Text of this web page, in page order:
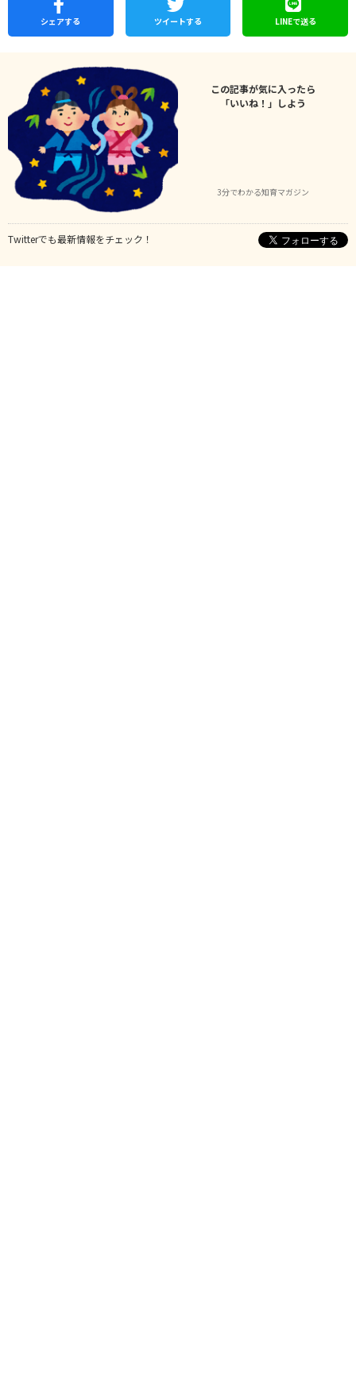
シェアする ツイートする LINEで送る
この記事が気に入ったら
「いいね！」しよう
3分でわかる知育マガジン
Twitterでも最新情報をチェック！